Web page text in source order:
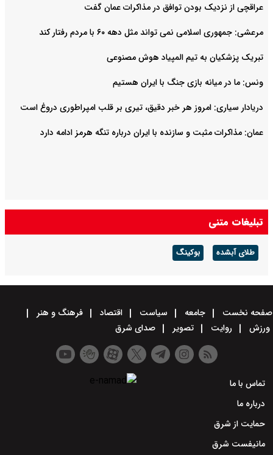
عراقچی از نزدیک بودن توافق در مذاکرات عمان گفت
مرعشی: جمهوری اسلامی نمی تواند مثل دهه ۶۰ با مردم رفتار کند
تبریک پزشکیان به تیم المپیاد هوش مصنوعی
ونس: ما در میانه بازی جنگ با ایران هستیم
دریادار سیاری: امروز هر خبر دقیق، تیری بر قلب امپراطوری دروغ است
عمان: مذاکرات مثبت و سازنده با ایران درباره تنگه هرمز ادامه دارد
تبلیغات متنی
طلای آبشده بوکینگ
صفحه نخست جامعه سیاست اقتصاد
فرهنگ و هنر
ورزش
روایت تصویر صدای شرق
تماس با ما
درباره ما
حمایت از شرق
مانیفست شرق